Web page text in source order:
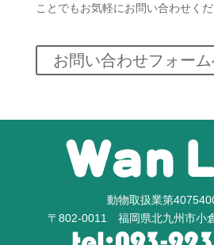
ことでもお気軽にお問い合わせく
お問い合わせフォー
動物取扱業第
〒802-0011 福岡県北九州市小